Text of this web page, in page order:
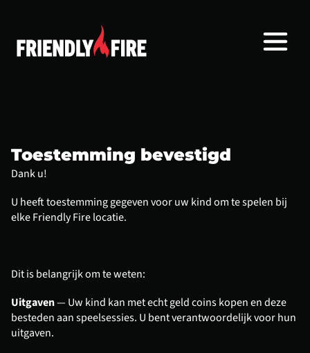
Toestemming bevestigd
Dank u!
U heeft toestemming gegeven voor uw kind om te spelen bij
elke Friendly Fire locatie.
Dit is belangrijk om te weten:
Uitgaven — Uw kind kan met echt geld coins kopen en deze
besteden aan speelsessies. U bent verantwoordelijk voor hun
uitgaven.